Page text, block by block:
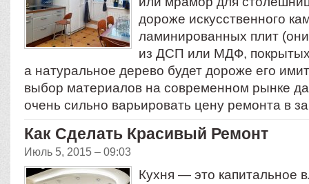
дороже искусственного
ламинированных плит
из ДСП или МДФ, покрытых
а натуральное дерево будет дороже его
выбор материалов на современном рынке
очень сильно варьировать цену ремонта в
Как Сделать Красивый Ремонт
Июль 5, 2015 – 09:03
Кухня — это капитальное